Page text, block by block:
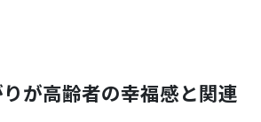
が高齢者の幸福感と関連